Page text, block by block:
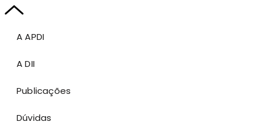
A APDI
A DII
Publicações
Dúvidas